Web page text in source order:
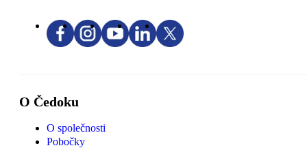
O Čedoku
O společnosti
Pobočky